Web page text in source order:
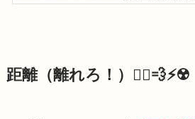
距離（離れろ！） 🏃‍♀️💨⚡️☢️